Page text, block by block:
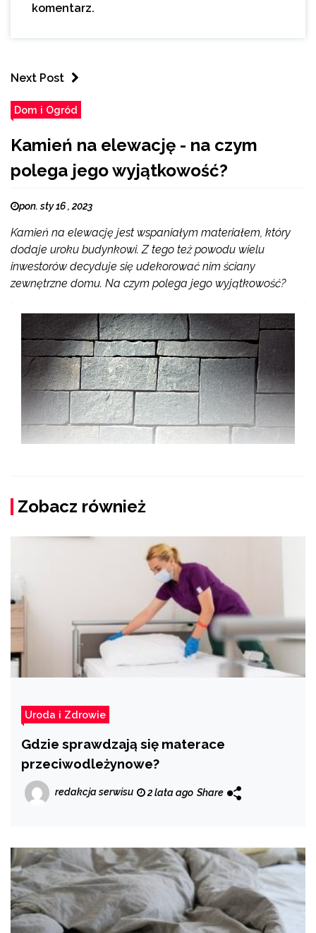
komentarz.
Next Post
Dom i Ogród
Kamień na elewację - na czym
polega jego wyjątkowość?
pon. sty 16 , 2023
Kamień na elewację jest wspaniałym materiałem, który
dodaje uroku budynkowi. Z tego też powodu wielu
inwestorów decyduje się udekorować nim ściany
zewnętrzne domu. Na czym polega jego wyjątkowość?
Zobacz również
Uroda i Zdrowie
Gdzie sprawdzają się materace
przeciwodleżynowe?
redakcja serwisu 2 lata ago Share